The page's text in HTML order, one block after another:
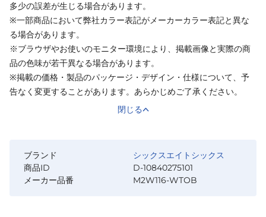
多少の誤差が生じる場合があります。
※一部商品において弊社カラー表記がメーカーカラー表記と異な
る場合があります。
※ブラウザやお使いのモニター環境により、掲載画像と実際の商
品の色味が若干異なる場合があります。
※掲載の価格・製品のパッケージ・デザイン・仕様について、予
告なく変更することがあります。あらかじめご了承ください。
閉じる
ブランド
シックスエイトシックス
商品ID
D-10840275101
メーカー品番
M2W116-WTOB